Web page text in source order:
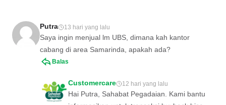
Putra 13 hari yang lalu
Saya ingin menjual lm UBS, dimana kah kantor
cabang di area Samarinda, apakah ada?
Balas
Customercare 12 hari yang lalu
Hai Putra, Sahabat Pegadaian. Kami bantu